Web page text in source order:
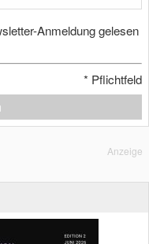
Anmeldung gelesen
* Pflichtfeld
Anzeige